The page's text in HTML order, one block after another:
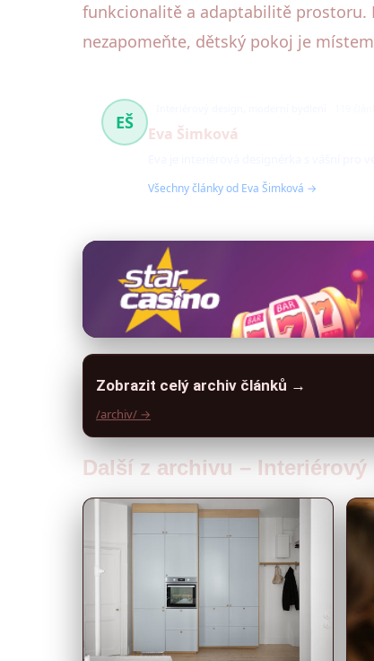
funkcionalitě a adaptabilitě prostoru.
nezapomeňte, dětský pokoj je
EŠ
Eva Šimková
Všechny články od Eva Šimková →
Zobrazit celý archiv článků →
/archiv/ →
Další z archivu – Interiérový